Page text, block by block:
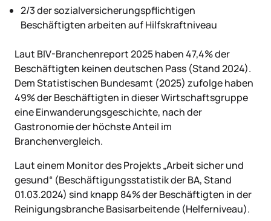
2/3 der sozialversicherungspflichtigen
Beschäftigten arbeiten auf Hilfskraftniveau
Laut BIV-Branchenreport 2025 haben 47,4% der
Beschäftigten keinen deutschen Pass (Stand 2024).
Dem Statistischen Bundesamt (2025) zufolge haben
49% der Beschäftigten in dieser Wirtschaftsgruppe
eine Einwanderungsgeschichte, nach der
Gastronomie der höchste Anteil im
Branchenvergleich.
Laut einem Monitor des Projekts „Arbeit sicher und
gesund“ (Beschäftigungsstatistik der BA, Stand
01.03.2024) sind knapp 84% der Beschäftigten in der
Reinigungsbranche Basisarbeitende (Helferniveau).